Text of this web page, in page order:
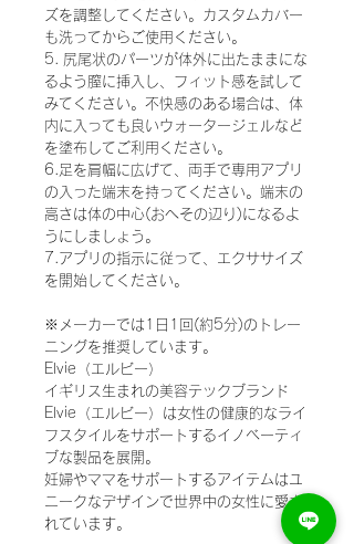
ズを調整してください。カスタムカバー
も洗ってからご使用ください。
5. 尻尾状のパーツが体外に出たままにな
るよう膣に挿入し、フィット感を試して
みてください。不快感のある場合は、体
内に入っても良いウォータージェルなど
を塗布してご利用ください。
6.足を肩幅に広げて、両手で専用アプリ
の入った端末を持ってください。端末の
高さは体の中心(おへその辺り)になるよ
うにしましょう。
7.アプリの指示に従って、エクササイズ
を開始してください。
※メーカーでは1日1回(約5分)のトレー
ニングを推奨しています。
Elvie（エルビー）
イギリス生まれの美容テックブランド
Elvie（エルビー）は女性の健康的なライ
フスタイルをサポートするイノベーティ
ブな製品を展開。
妊婦やママをサポートするアイテムはユ
ニークなデザインで世界中の女性に愛さ
れています。